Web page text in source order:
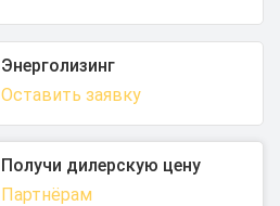
Энерголизинг
Оставить заявку
Получи дилерскую цену
Партнёрам